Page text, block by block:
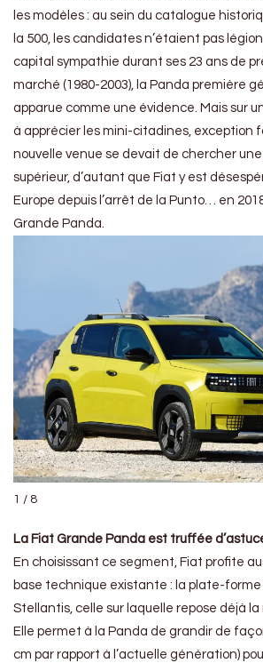
les modèles : au sein du catalogue
la 500, les candidates n’étaient pas
capital sympathie durant ses 23 ans de
marché (1980-2003), la Panda première
apparue comme une évidence. Mais sur
à apprécier les mini-citadines, exception
nouvelle venue se devait de chercher une
supérieur, d’autant que Fiat y est
Europe depuis l’arrêt de la Punto… en
Grande Panda.
1 / 8
La Fiat Grande Panda est truffée
En choisissant ce segment, Fiat profite
base technique existante : la plate-
Stellantis, celle sur laquelle repose déjà
Elle permet à la Panda de grandir de
cm par rapport à l’actuelle génération)